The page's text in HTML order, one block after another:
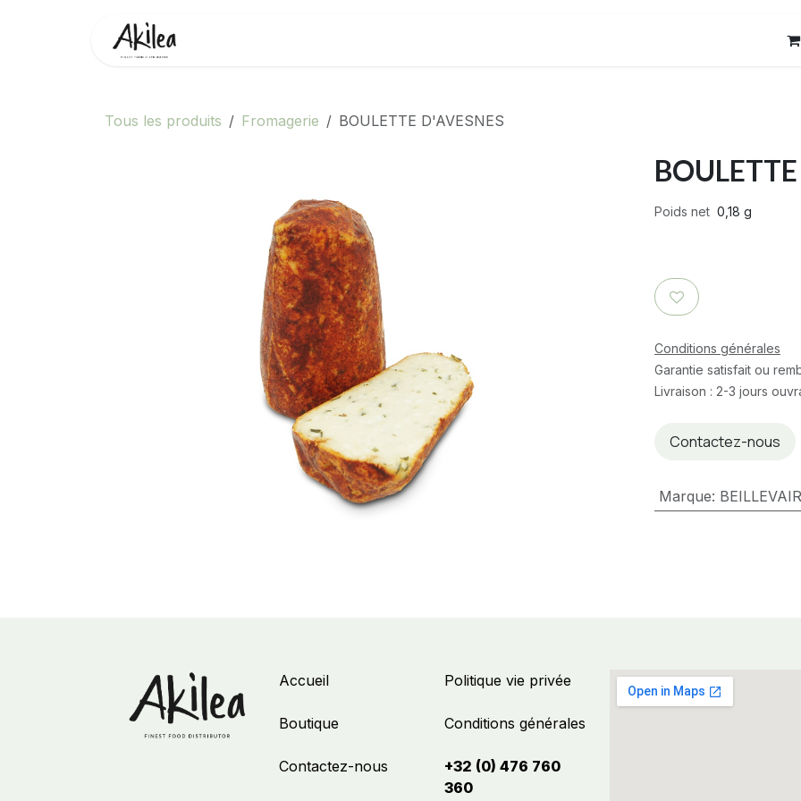
Tous les produits Fromagerie BOULETTE D'AVESNES
Poids net 0,18 g
Conditions générales
Garantie satisfait ou
Livraison : 2-3 jours
Contactez-nous
Marque:
Politique vie privée
Conditions générales
+32 (0) 476 760
360
Accueil
Boutique
Contactez-nous